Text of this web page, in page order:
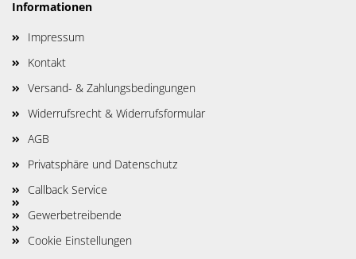
Informationen
Impressum
Kontakt
Versand- & Zahlungsbedingungen
Widerrufsrecht & Widerrufsformular
AGB
Privatsphäre und Datenschutz
Callback Service
Gewerbetreibende
Cookie Einstellungen